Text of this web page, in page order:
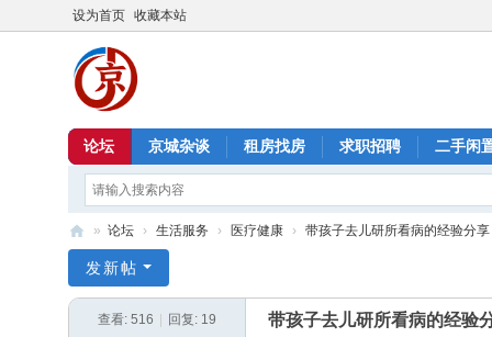
设为首页 收藏本站
论坛 京城杂谈 租房找房 求职招聘 二手闲
京
» 论坛 › 生活服务 › 医疗健康 › 带孩子去儿研所看病的经验分享
发新帖
查看: 516 回复: 19 带孩子去儿研所看病的经验